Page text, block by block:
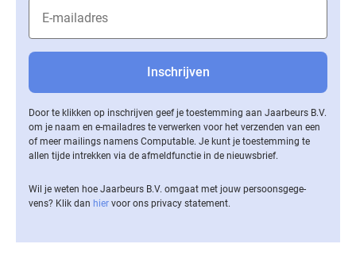
Door te klikken op inschrijven geef je toestemming aan Jaarbeurs B.V.
om je naam en e-mailadres te verwerken voor het verzenden van een
of meer mailings namens Computable. Je kunt je toestemming te
allen tijde intrekken via de af­meld­func­tie in de nieuwsbrief.
Wil je weten hoe Jaarbeurs B.V. omgaat met jouw per­soons­ge­ge­
vens? Klik dan hier voor ons privacy statement.